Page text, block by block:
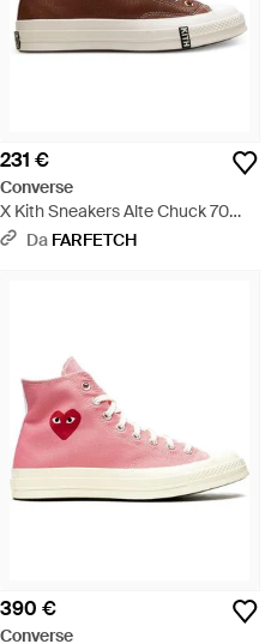
231 €
Converse
X Kith Sneakers Alte Chuck 70
Con Monogramma - Marrone
Da FARFETCH
390 €
Converse